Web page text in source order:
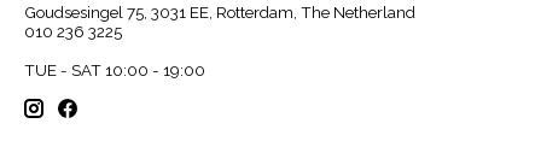
Goudsesingel 75, 3031 EE, Rotterdam, The Netherland
010 236 3225
TUE - SAT 10:00 - 19:00